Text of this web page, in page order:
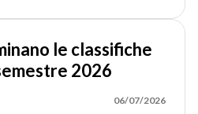
le classifiche
2026
06/07/2026